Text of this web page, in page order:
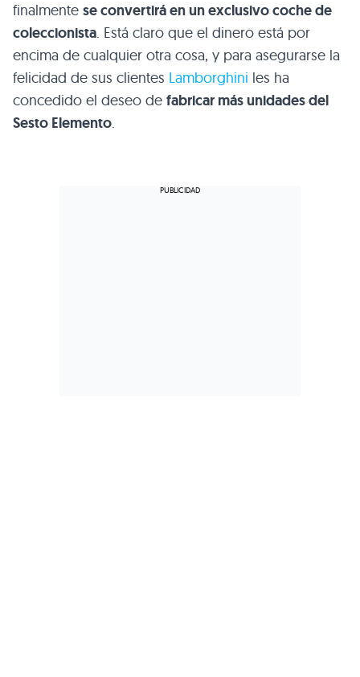
finalmente se convertirá en un exclusivo coche de
coleccionista. Está claro que el dinero está por
encima de cualquier otra cosa, y para asegurarse la
felicidad de sus clientes Lamborghini les ha
concedido el deseo de fabricar más unidades del
Sesto Elemento.